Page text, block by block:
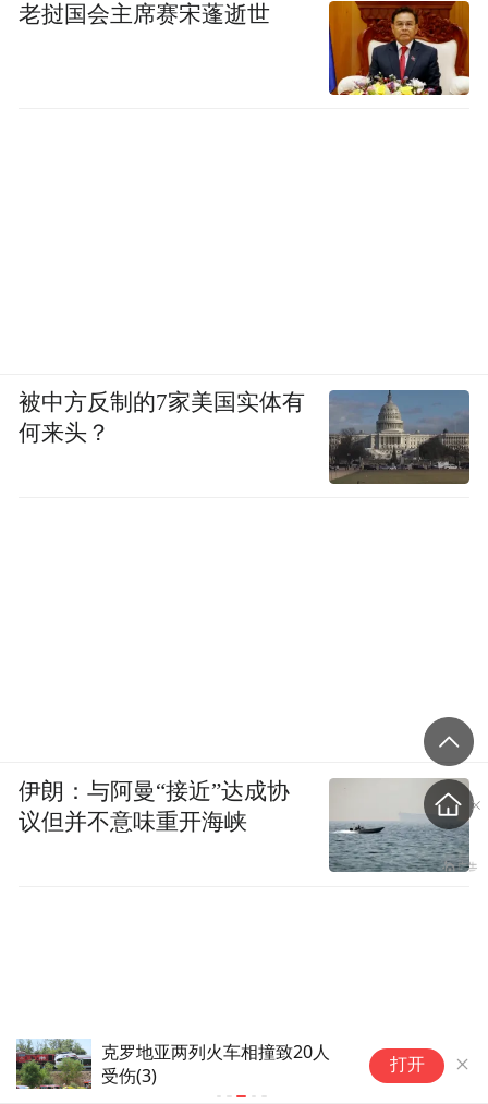
克罗地亚两列火车相撞致20人
受伤(3)
打开
老挝国会主席赛宋蓬逝世
被中方反制的7家美国实体有
何来头？
伊朗：与阿曼“接近”达成协
议但并不意味重开海峡